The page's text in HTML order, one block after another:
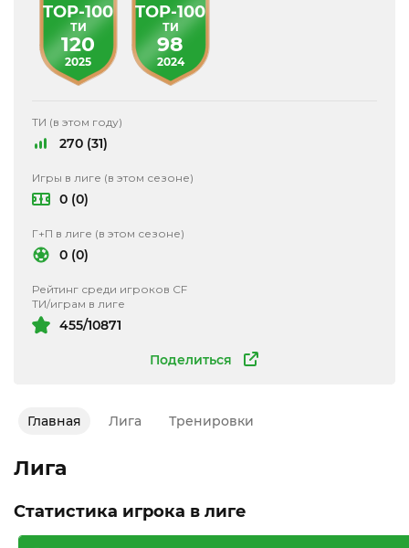
Поделиться
TOP-100
ТИ
120
2025
TOP-100
ТИ
98
2024
ТИ (в этом году)
270 (31)
Игры в лиге (в этом сезоне)
0 (0)
Г+П в лиге (в этом сезоне)
0 (0)
Рейтинг среди игроков CF
ТИ/играм в лиге
455/10871
Главная Лига Тренировки
Лига
Статистика игрока в лиге